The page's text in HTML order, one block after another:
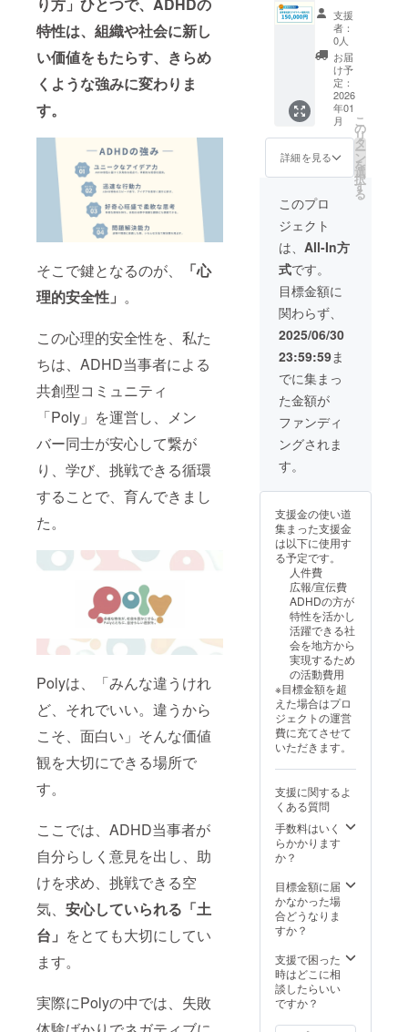
特性は、組織や社会に新し
い価値をもたらす、きらめ
くような強みに変わりま
す。
そこで鍵となるのが、
「心
理的安全性」 。
この心理的安全性を、私た
ちは、ADHD当事者による
共創型コミュニティ
「Poly」を運営し、メン
バー同士が安心して繋が
り、学び、挑戦できる循環
することで、育んできまし
た。
Polyは、「みんな違うけれ
ど、それでいい。違うから
こそ、面白い」そんな価値
観を大切にできる場所で
す。
ここでは、ADHD当事者が
自分らしく意見を出し、助
けを求め、挑戦できる空
気、 安心していられる「土
台」 をとても大切にしてい
ます。
実際にPolyの中では、失敗
声」を
知りた
ADHD
の社
員・部
下がい
る方へ
・「配
いけれ
ど、ど
ればい
いか分
からな
い」 ・
実際に
当事者
の視点
から話
を聞い
てみた
い ・職
場での
接し方
や業務
設計に
悩んで
いる
【お話
と】 ・
自分の
特性と
の向き
合い
方、整
理の仕
方 ・
ADHD
の働き
方・人
間関
係・将
来の不
安 ・学
校や職
場で
「わ
かって
もらえ
ない」
ときの
対処 ・
保護者
とし
どう関
われば
いい？
のある
社員に
対し
て、職
場でで
mなど
予定）
・番組
配信
時、希
望に応
じて企
業・活
動紹介
文を
SNSで
業とし
業名・
ロゴの
HP掲載
※2025
年8月1
日〜
2027年
（2年
間） ・
活動レ
ポート
（PDF
） 【収
録・放
収録：
Zoomに
て実施
（2025
年7月以
降、個
別調
整） 放
送時
期：収
録後、
順次公
開（内
容によ
り調整
あり）
内容
例：と
ある
テーマ
を起点
に渡邊
と対話
をして
いきま
を肯定
するラ
ジオな
背景、
当事者
や社会
への想
ゴ表示
は横幅
最大
200px
（縦は
自動調
整）で
す。
【備考
欄のお
願い】
載を希
望され
る企業
名をご
記入く
ださ
い。 ・
ロゴ画
像につ
いて
は、プ
ロジェ
クト終
了後に
メール
にて提
出方法
をご案
す。
＋ロゴ
掲載
※掲
載期
間：
2025年
7月1
日〜
2027年
7月末
ADHD
特性理
解の基
礎資料
（PDF
）の共
有 活
動レ
ポート
（PDF
）の送
付
【ワー
ク
ショッ
プ詳
細】 対
象：企
業・団
体向け
達特性
知識／
実例紹
介／関
わり方
／社内
ででき
る配慮
や環境
づくり
など ・
形式：
オフラ
イン・
オンラ
イン実
施（日
時は応
相談）
概要：1
回 ・有
効期
限：
2026年
まで ・
受講方
法：
※オンラ
場合：
Zoomを
使用し
ます。
ライン
当事者
支援プ
ログラ
ム＋相
談対
応】 企
業の中
にいる
ADHD
当事者
やその
周囲の
方（上
司・人
事・保
護者な
ど）に
向け
て、3回
までの
個別オ
ンライ
ン相談
を実施
しま
す。本
人の特
性理解
や職場
でのコ
ミュニ
に関す
みに寄
り添
い、実
践的な
支援モ
デルを
企業内
で構築
するた
めの支
援を行
いま
す。 こ
んな方
におす
すめ：
・企業
内で
当事者
とどう
関わる
か、正
解が分
困って
いる人
事担
当・マ
ジャー
・「配
慮して
いるつ
のに、
支援
者：
0人
お届
け予
定：
2026
年01
月
詳細を見る
こ
の
リ
タ
ー
ン
を
選
択
す
る
このプロ
ジェクト
は、 All-In方
式です。
目標金額に
関わらず、
2025/06/30
23:59:59ま
でに集まっ
た金額が
ファンディ
ングされま
す。
支援金の使い道
集まった支援金
は以下に使用す
る予定です。
人件費
広報/宣伝費
ADHDの方が
特性を活かし
活躍できる社
会を地方から
実現するため
の活動費用
※目標金額を超
えた場合はプロ
ジェクトの運営
費に充てさせて
いただきます。
支援に関するよ
くある質問
手数料はいく
らかかります
か？
目標金額に届
かなかった場
合どうなりま
すか？
支援で困った
時はどこに相
談したらいい
ですか？